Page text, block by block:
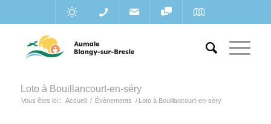
Loto à Bouillancourt-en-séry
Vous êtes ici : Accueil / Évènements / Loto à Bouillancourt-en-séry